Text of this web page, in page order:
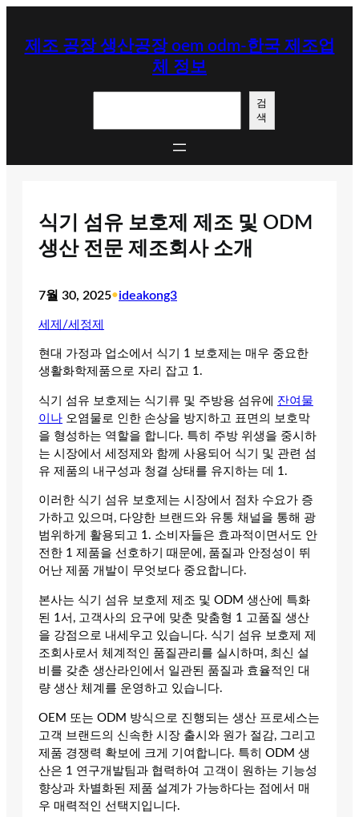
제조 공장 생산공장 oem odm-한국 제조업
체 정보
검
색
식기 섬유 보호제 제조 및 ODM
생산 전문 제조회사 소개
7월 30, 2025•ideakong3
세제/세정제
현대 가정과 업소에서 식기 1 보호제는 매우 중요한
생활화학제품으로 자리 잡고 1.
식기 섬유 보호제는 식기류 및 주방용 섬유에 잔여물
이나 오염물로 인한 손상을 방지하고 표면의 보호막
을 형성하는 역할을 합니다. 특히 주방 위생을 중시하
는 시장에서 세정제와 함께 사용되어 식기 및 관련 섬
유 제품의 내구성과 청결 상태를 유지하는 데 1.
이러한 식기 섬유 보호제는 시장에서 점차 수요가 증
가하고 있으며, 다양한 브랜드와 유통 채널을 통해 광
범위하게 활용되고 1. 소비자들은 효과적이면서도 안
전한 1 제품을 선호하기 때문에, 품질과 안정성이 뛰
어난 제품 개발이 무엇보다 중요합니다.
본사는 식기 섬유 보호제 제조 및 ODM 생산에 특화
된 1서, 고객사의 요구에 맞춘 맞춤형 1 고품질 생산
을 강점으로 내세우고 있습니다. 식기 섬유 보호제 제
조회사로서 체계적인 품질관리를 실시하며, 최신 설
비를 갖춘 생산라인에서 일관된 품질과 효율적인 대
량 생산 체계를 운영하고 있습니다.
OEM 또는 ODM 방식으로 진행되는 생산 프로세스는
고객 브랜드의 신속한 시장 출시와 원가 절감, 그리고
제품 경쟁력 확보에 크게 기여합니다. 특히 ODM 생
산은 1 연구개발팀과 협력하여 고객이 원하는 기능성
향상과 차별화된 제품 설계가 가능하다는 점에서 매
우 매력적인 선택지입니다.